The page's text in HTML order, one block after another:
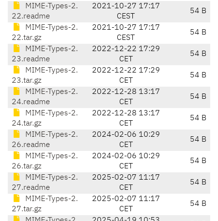
MIME-Types-2.
22.readme
2021-10-27 17:17
CEST
54 B
MIME-Types-2.
22.tar.gz
2021-10-27 17:17
CEST
54 B
MIME-Types-2.
23.readme
2022-12-22 17:29
CET
54 B
MIME-Types-2.
23.tar.gz
2022-12-22 17:29
CET
54 B
MIME-Types-2.
24.readme
2022-12-28 13:17
CET
54 B
MIME-Types-2.
24.tar.gz
2022-12-28 13:17
CET
54 B
MIME-Types-2.
26.readme
2024-02-06 10:29
CET
54 B
MIME-Types-2.
26.tar.gz
2024-02-06 10:29
CET
54 B
MIME-Types-2.
27.readme
2025-02-07 11:17
CET
54 B
MIME-Types-2.
27.tar.gz
2025-02-07 11:17
CET
54 B